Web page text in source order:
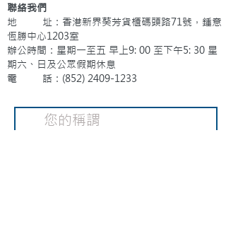
聯絡我們
地 址：香港新界葵芳貨櫃碼頭路71號，鍾意
恆勝中心1203室
辦公時間：星期一至五 早上9: 00 至下午5: 30 星
期六、日及公眾假期休息
電 話：(852) 2409-1233